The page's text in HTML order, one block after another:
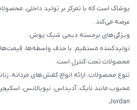
پوشاک است که با تمرکز بر تولید داخلی،
عرضه می‌کند.
ویژگی‌های برجسته دیجی شیک پوش:
تولیدکننده مستقیم: با حذف واسطه‌ها،
محصولات تحت کنترل است.
تنوع محصولات: ارائه انواع کفش‌های مردانه،
محبوب مانند نایک، آدیداس، نیوبالانس،
Jordan